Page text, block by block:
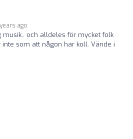
ago
musik.. och alldeles för mycket folk
inte som att någon har koll. Vände i